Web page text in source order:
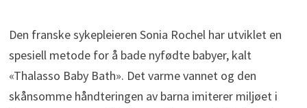
Den franske sykepleieren Sonia Rochel har utviklet en
spesiell metode for å bade nyfødte babyer, kalt
«Thalasso Baby Bath». Det varme vannet og den
skånsomme håndteringen av barna imiterer miljøet i